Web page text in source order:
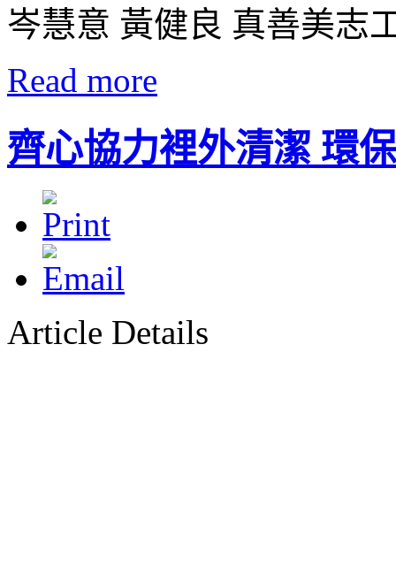
岑慧意 黃健良 真善美志
Read more
齊心協力裡外清潔 環
Article Details